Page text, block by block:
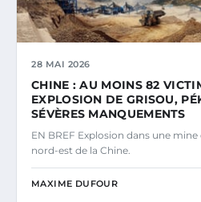
28 MAI 2026
CHINE : AU MOINS 82
EXPLOSION DE GRISOU,
SÉVÈRES MANQUEMENTS
EN BREF Explosion dans une
nord-est de la Chine.
MAXIME DUFOUR